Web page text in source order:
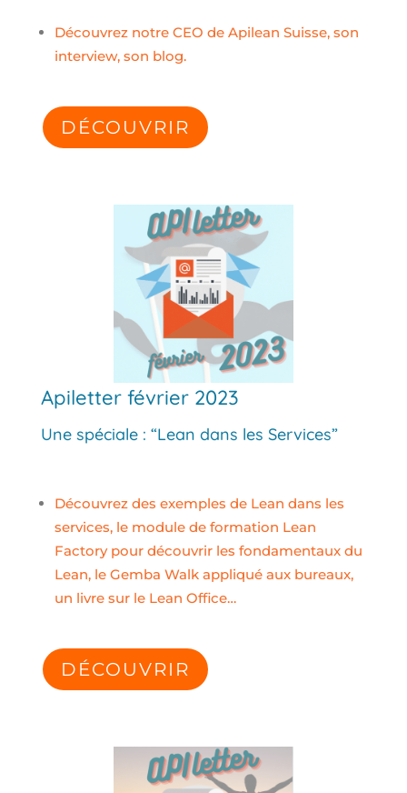
Découvrez notre CEO de Apilean Suisse, son
interview, son blog.
DÉCOUVRIR
Apiletter février 2023
Une spéciale : “Lean dans les Services”
Découvrez des exemples de Lean dans les
services, le module de formation Lean
Factory pour découvrir les fondamentaux du
Lean, le Gemba Walk appliqué aux bureaux,
un livre sur le Lean Office…
DÉCOUVRIR